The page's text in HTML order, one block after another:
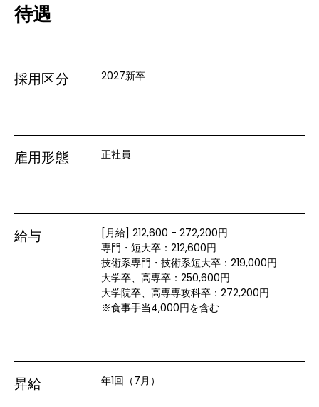
待遇
採用区分 2027新卒
雇用形態 正社員
給与
[月給] 212,600 - 272,200円
専門・短大卒：212,600円
技術系専門・技術系短大卒：219,000円
大学卒、高専卒：250,600円
大学院卒、高専専攻科卒：272,200円
※食事手当4,000円を含む
昇給 年1回（7月）